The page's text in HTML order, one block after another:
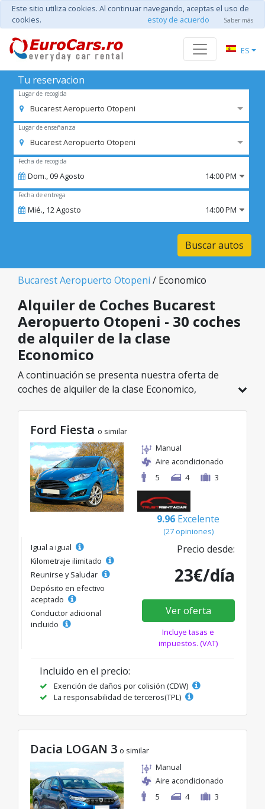
Este sitio utiliza cookies. Al continuar navegando, aceptas el uso de
cookies.
estoy de acuerdo Saber más
ES
Tu reservacion
Lugar de recogida
Bucarest Aeropuerto Otopeni
Lugar de enseñanza
Bucarest Aeropuerto Otopeni
Fecha de recogida
Dom.,09Agosto 14:00 PM
Fecha de entrega
Mié., 12Agosto 14:00 PM
Buscar autos
Bucarest Aeropuerto Otopeni / Economico
Alquiler de Coches Bucarest
Aeropuerto Otopeni - 30 coches
de alquiler de la clase
Economico
A continuación se presenta nuestra oferta de
coches de alquiler de la clase Economico,
puedes elegir el modelo ideal de la categoría
seleccionada, con tarifas excelentes desde solo
8€/día.
Ford Fiesta o similar
Manual
Aire acondicionado
5
4 3
9.96 Excelente
(27 opiniones)
Igual a igual
Kilometraje ilimitado
Reunirse y Saludar
Depósito en efectivo
aceptado
Conductor adicional
incluido
Precio desde:
23€/día
Ver oferta
Incluye tasas e
impuestos. (VAT)
Incluido en el precio:
Exención de daños por colisión (CDW)
La responsabilidad de terceros(TPL)
Dacia LOGAN 3 o similar
Manual
Aire acondicionado
5
4 3